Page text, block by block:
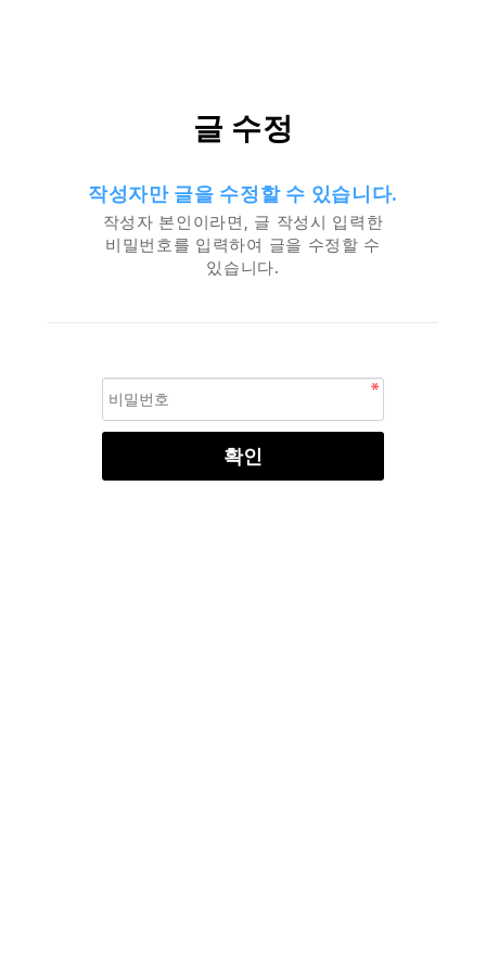
글 수정
작성자만 글을 수정할 수 있습니다.
작성자 본인이라면, 글 작성시 입력한
비밀번호를 입력하여 글을 수정할 수
있습니다.